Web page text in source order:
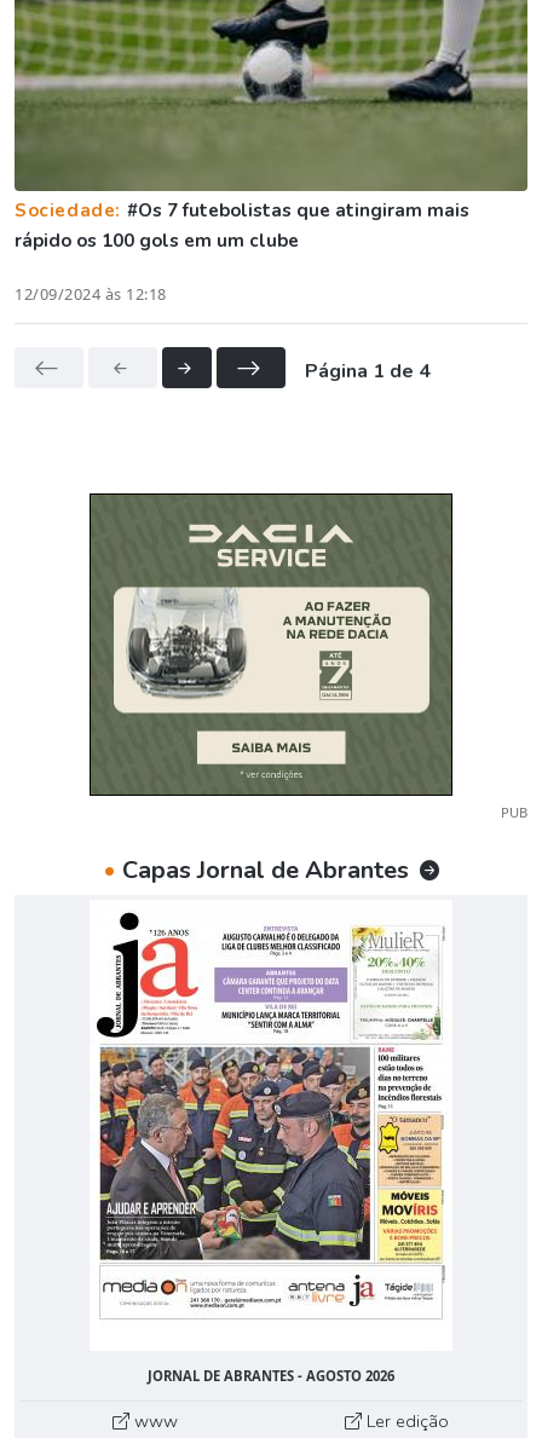
Sociedade: #Os 7 futebolistas que atingiram mais
rápido os 100 gols em um clube
12/09/2024 às 12:18
Página 1 de 4
PUB
• Capas Jornal de Abrantes
JORNAL DE ABRANTES - AGOSTO 2026
www Ler edição